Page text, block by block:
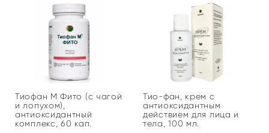
Тиофан М Фито (с чагой
и лопухом),
антиоксидантный
комплекс, 60 кап.
Тио-фан, крем с
антиоксидантным
действием для лица и
тела, 100 мл.